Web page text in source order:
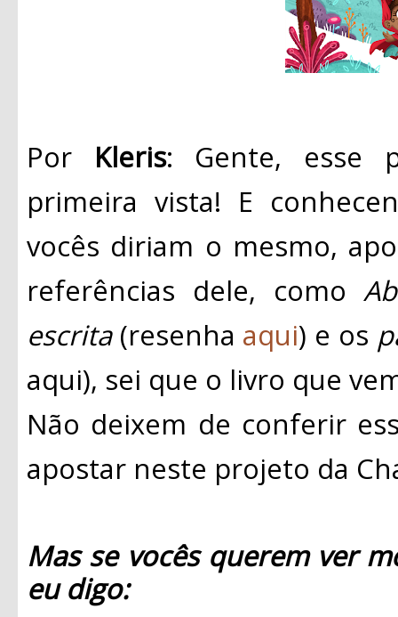
Por Kleris: Gente, esse
primeira vista! E
vocês diriam o mesmo,
referências dele, como
escrita(resenha aqui) e os
aqui), sei que o livro que
Não deixem de conferir
apostar neste projeto da
Mas se vocês querem ver
eu digo: